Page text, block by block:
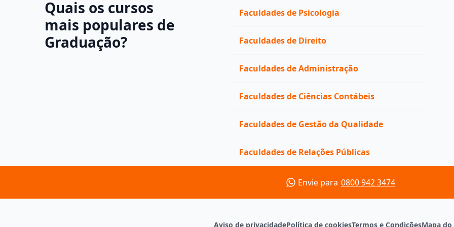
Quais os cursos
mais populares de
Graduação?
Faculdades de Psicologia
Faculdades de Direito
Faculdades de Administração
Faculdades de Ciências Contábeis
Faculdades de Gestão da Qualidade
Faculdades de Relações Públicas
Envie para 0800 942 3474
Aviso de privacidadePolítica de cookiesTermos e CondiçõesMapa do